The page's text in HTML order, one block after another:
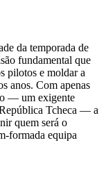
da temporada de
fundamental que
pilotos e moldar a
anos. Com apenas
— um exigente
Tcheca — a
quem será o
formada equipa